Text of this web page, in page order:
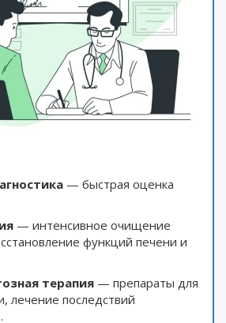
— быстрая оценка
— интенсивное очищение
функций печени и
терапия — препараты для
лечение последствий